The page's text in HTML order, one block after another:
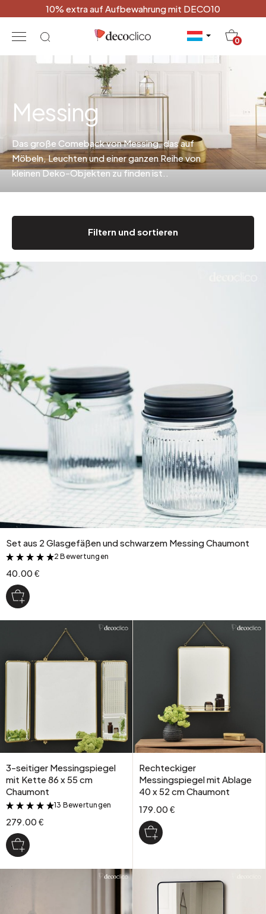
10% extra auf Aufbewahrung mit DECO10
0
Messing
Das große Comeback von Messing, das auf
Möbeln, Leuchten und einer ganzen Reihe von
kleinen Deko-Objekten zu finden ist..
Filtern und sortieren
Set aus 2 Glasgefäßen und schwarzem Messing Chaumont
&
2 Bewertungen
40.00 €
3-seitiger Messingspiegel
mit Kette 86 x 55 cm
Chaumont
&
13 Bewertungen
279.00 €
Rechteckiger
Messingspiegel mit Ablage
40 x 52 cm Chaumont
179.00 €